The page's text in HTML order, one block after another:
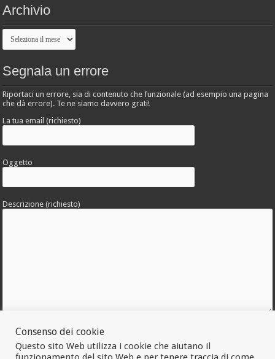
Archivio
Archivio
Segnala un errore
Riportaci un errore, sia di contenuto che funzionale (ad esempio una pagina
che dà errore). Te ne siamo davvero grati!
La tua email (richiesto)
Oggetto
Descrizione (richiesto)
Allega una foto dell'errore
Consenso dei cookie
Questo sito Web utilizza i cookie che aiutano il